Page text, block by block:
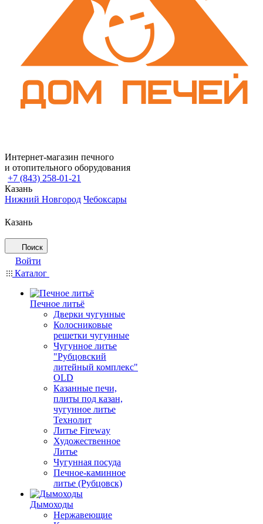
Интернет-магазин печного
и отопительного оборудования
+7 (843) 258-01-21
Казань
Нижний Новгород Чебоксары
Казань
Поиск
Войти
Каталог
Печное литьё
Дверки чугунные
Колосниковые
решетки чугунные
Чугунное литье
"Рубцовский
литейный комплекс"
OLD
Казанные печи,
плиты под казан,
чугунное литье
Технолит
Литье Fireway
Художественное
Литье
Чугунная посуда
Печное-каминное
литье (Рубцовск)
Дымоходы
Нержавеющие